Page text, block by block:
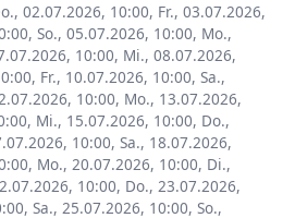
02.07.2026, 10:00, Fr., 03.07.2026,
, So., 05.07.2026, 10:00, Mo.,
10:00, Mi., 08.07.2026,
, Fr., 10.07.2026, 10:00, Sa.,
10:00, Mo., 13.07.2026,
, Mi., 15.07.2026, 10:00, Do.,
10:00, Sa., 18.07.2026,
, Mo., 20.07.2026, 10:00, Di.,
10:00, Do., 23.07.2026,
, Sa., 25.07.2026, 10:00, So.,